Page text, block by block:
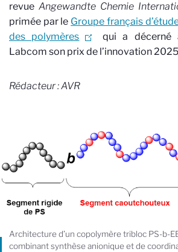
revue Angewandte Chemie
primée par le Groupe français
des polymères
qui a décerné
Labcom son prix de l’innovation
Rédacteur : AVR
Architecture d’un copolymère tribloc PS-b-
combinant synthèse anionique et de